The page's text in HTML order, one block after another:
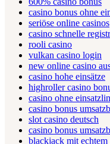
casino bonus ohne
seriöse online casinos
casino schnelle
rooli casino
vulkan casino login
new online casino
casino hohe einsätze
highroller casino
casino ohne
casino bonus
slot casino deutsch
casino bonus
blackjack mit echtem